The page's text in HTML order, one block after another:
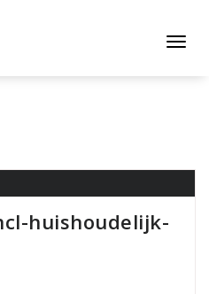
huishoudelijk-